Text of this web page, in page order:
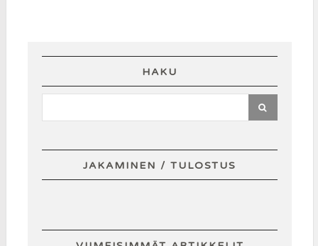
HAKU
JAKAMINEN / TULOSTUS